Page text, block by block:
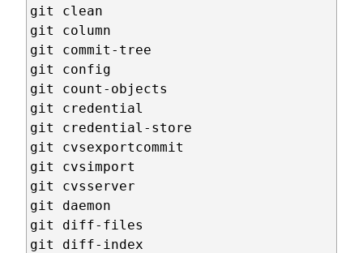
git clean
git column
git commit-tree
git config
git count-objects
git credential
git credential-store
git cvsexportcommit
git cvsimport
git cvsserver
git daemon
git diff-files
git diff-index